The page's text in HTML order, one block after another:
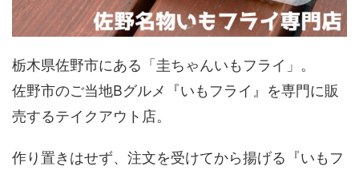
栃木県佐野市にある「圭ちゃんいもフライ」。
佐野市のご当地Bグルメ『いもフライ』を専門に販
売するテイクアウト店。
作り置きはせず、注文を受けてから揚げる『いもフ